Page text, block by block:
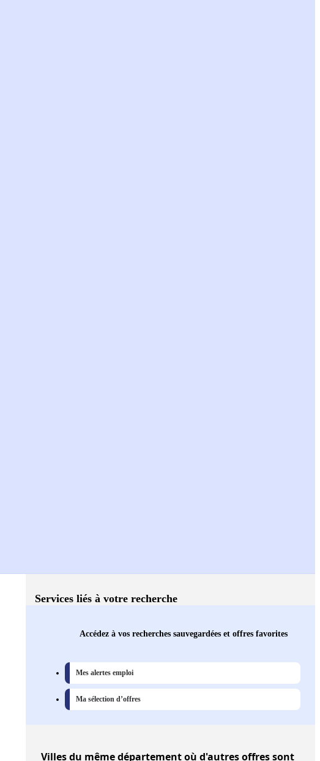
Services liés à votre recherche
Accédez à vos recherches sauvegardées et offres favorites
Mes alertes emploi
Ma sélection d’offres
Villesdu même département où d'autres offres sont